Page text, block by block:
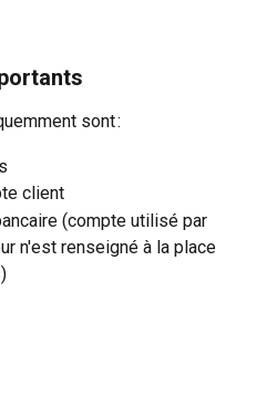
sont :
client
(compte utilisé par
n'est renseigné à la place